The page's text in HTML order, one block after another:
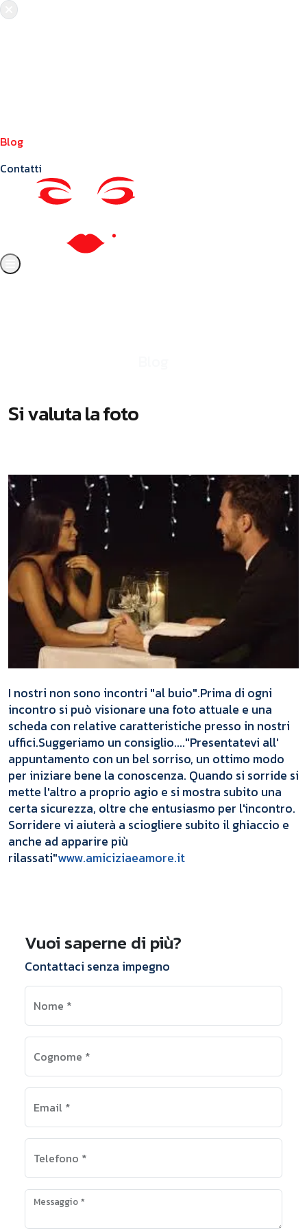
Blog
Contatti
Sivalutalafoto
I nostri non sono incontri "al buio".Prima di ogni
incontro si può visionare una foto attuale e una
scheda con relative caratteristiche presso in nostri
uffici.Suggeriamo un consiglio...."Presentatevi all'
appuntamento con un bel sorriso, un ottimo modo
per iniziare bene la conoscenza. Quando si sorride si
mette l'altro a proprio agio e si mostra subito una
certa sicurezza, oltre che entusiasmo per l'incontro.
Sorridere vi aiuterà a sciogliere subito il ghiaccio e
anche ad apparire più
rilassati"www.amiciziaeamore.it
Vuoi saperne di più?
Contattaci senza impegno
Nome *
Cognome *
Email *
Telefono *
Messaggio*